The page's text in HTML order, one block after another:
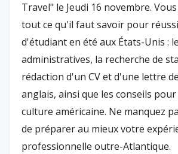
Travel" le Jeudi 16 novembre.
tout ce qu'il faut savoir pour
d'étudiant en été aux États-Unis :
administratives, la recherche de
rédaction d'un CV et d'une lettre
anglais, ainsi que les conseils
culture américaine. Ne manquez
de préparer au mieux votre
professionnelle outre-Atlantique.